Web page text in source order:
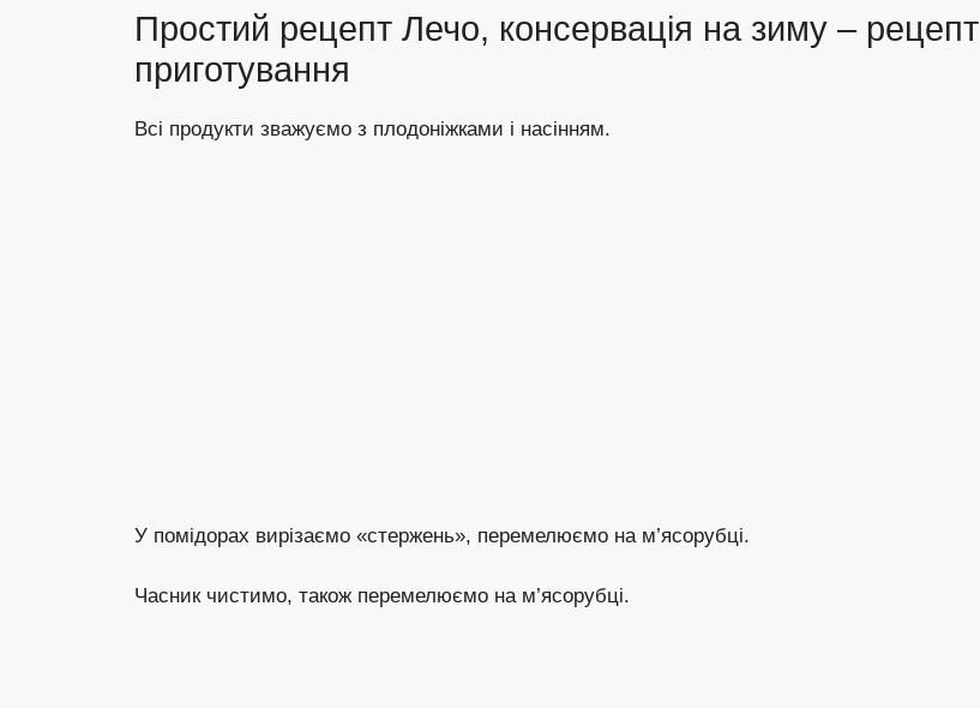
Простий рецепт Лечо, консервація на зиму – рецепт
приготування
Всі продукти зважуємо з плодоніжками і насінням.
У помідорах вирізаємо «стержень», перемелюємо на м’ясорубці.
Часник чистимо, також перемелюємо на м’ясорубці.